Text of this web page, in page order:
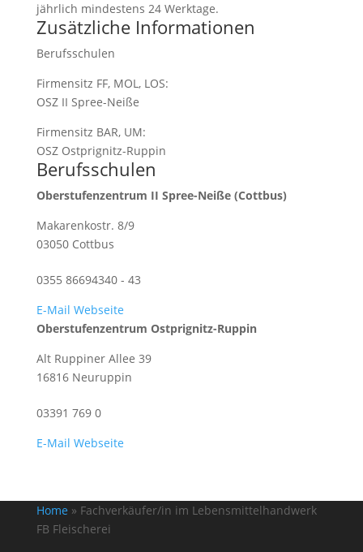
jährlich mindestens 24 Werktage.
Zusätzliche Informationen
Berufsschulen
Firmensitz FF, MOL, LOS:
OSZ II Spree-Neiße
Firmensitz BAR, UM:
OSZ Ostprignitz-Ruppin
Berufsschulen
Oberstufenzentrum II Spree-Neiße (Cottbus)
Makarenkostr. 8/9
03050 Cottbus
0355 86694340 - 43
E-Mail Webseite
Oberstufenzentrum Ostprignitz-Ruppin
Alt Ruppiner Allee 39
16816 Neuruppin
03391 769 0
E-Mail Webseite
Home » Fachverkäufer/in im Lebensmittelhandwerk
FB Fleischerei